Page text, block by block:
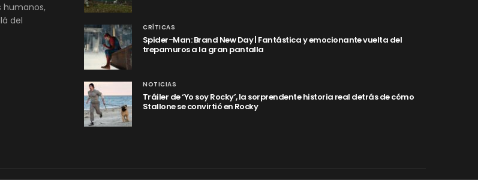
humanos,
del
CRÍTICAS
Spider-Man: Brand New Day | Fantástica y emocionante vuelta del
trepamuros a la gran pantalla
NOTICIAS
Tráiler de ‘Yo soy Rocky’, la sorprendente historia real detrás de cómo
Stallone se convirtió en Rocky